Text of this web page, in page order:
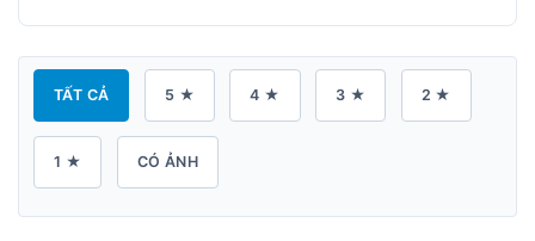
TẤT CẢ 5 ★ 4 ★ 3 ★ 2 ★
1 ★ CÓ ẢNH